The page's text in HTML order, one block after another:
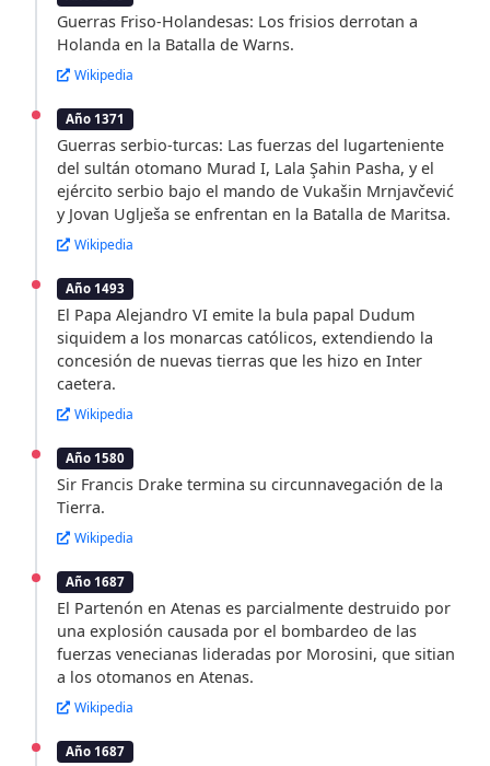
Guerras Friso-Holandesas: Los frisios derrotan a
Holanda en la Batalla de Warns.
Wikipedia
Año 1371
Guerras serbio-turcas: Las fuerzas del lugarteniente
del sultán otomano Murad I, Lala Şahin Pasha, y el
ejército serbio bajo el mando de Vukašin Mrnjavčević
y Jovan Uglješa se enfrentan en la Batalla de Maritsa.
Wikipedia
Año 1493
El Papa Alejandro VI emite la bula papal Dudum
siquidem a los monarcas católicos, extendiendo la
concesión de nuevas tierras que les hizo en Inter
caetera.
Wikipedia
Año 1580
Sir Francis Drake termina su circunnavegación de la
Tierra.
Wikipedia
Año 1687
El Partenón en Atenas es parcialmente destruido por
una explosión causada por el bombardeo de las
fuerzas venecianas lideradas por Morosini, que sitian
a los otomanos en Atenas.
Wikipedia
Año 1687